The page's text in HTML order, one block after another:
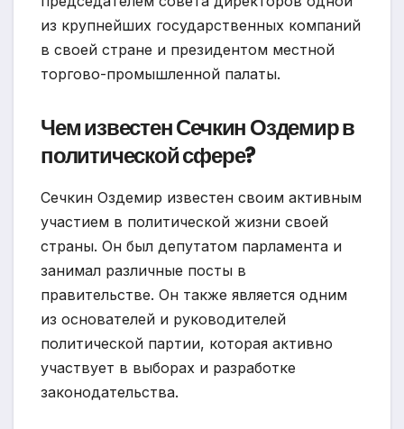
из крупнейших государственных компаний
в своей стране и президентом местной
торгово-промышленной палаты.
Чем известен Сечкин Оздемир в
политической сфере?
Сечкин Оздемир известен своим активным
участием в политической жизни своей
страны. Он был депутатом парламента и
занимал различные посты в
правительстве. Он также является одним
из основателей и руководителей
политической партии, которая активно
участвует в выборах и разработке
законодательства.